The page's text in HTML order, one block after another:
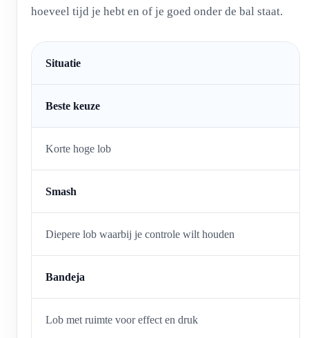
hoeveel tijd je hebt en of je goed onder de bal staat.
Situatie
Beste keuze
Korte hoge lob
Smash
Diepere lob waarbij je controle wilt houden
Bandeja
Lob met ruimte voor effect en druk